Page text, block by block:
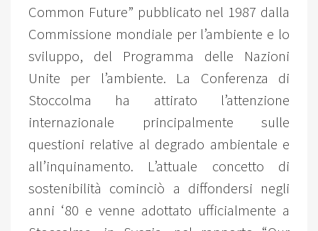
Common Future” pubblicato nel 1987 dalla
Commissione mondiale per l’ambiente e lo
sviluppo, del Programma delle Nazioni
Unite per l’ambiente. La Conferenza di
Stoccolma ha attirato l’attenzione
internazionale principalmente sulle
questioni relative al degrado ambientale e
all’inquinamento. L’attuale concetto di
sostenibilità cominciò a diffondersi negli
anni ‘80 e venne adottato ufficialmente a